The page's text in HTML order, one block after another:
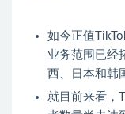
如今正值
业务范围已经
西、日本和韩
就目前来看，